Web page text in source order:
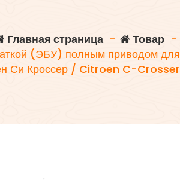
Главная страница - Товар -
(ЭБУ) полным приводом для
Си Кроссер / Citroen C-Crosser